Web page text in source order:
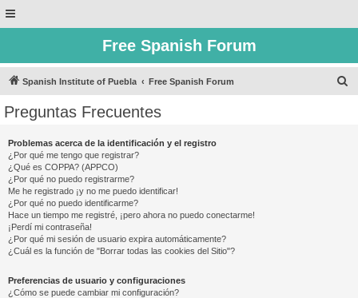
Free Spanish Forum
Spanish Institute of Puebla Free Spanish Forum
Preguntas Frecuentes
Problemas acerca de la identificación y el registro
¿Por qué me tengo que registrar?
¿Qué es COPPA? (APPCO)
¿Por qué no puedo registrarme?
Me he registrado ¡y no me puedo identificar!
¿Por qué no puedo identificarme?
Hace un tiempo me registré, ¡pero ahora no puedo conectarme!
¡Perdí mi contraseña!
¿Por qué mi sesión de usuario expira automáticamente?
¿Cuál es la función de "Borrar todas las cookies del Sitio"?
Preferencias de usuario y configuraciones
¿Cómo se puede cambiar mi configuración?